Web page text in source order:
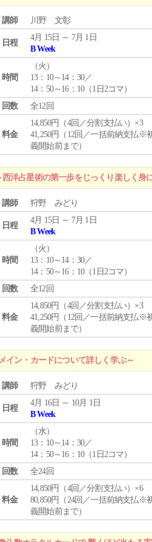
講師 川野 文彰
日程
4月 15日 ～ 7月 1日
B Week
時間
（火 ）
13：10～14：30／
14：50～16：10（1日2コマ）
回数
全12回
料金
14,850円（4回／分割支払い）×3
41,250円（12回／一括前納支払※
義開始前まで）
洋占星術の第一歩をじっくり楽しく身
講師 狩野 みどり
日程
4月 15日 ～ 7月 1日
B Week
時間
（火 ）
13：10～14：30／
14：50～16：10（1日2コマ）
回数
全12回
料金
14,850円（4回／分割支払い）×3
41,250円（12回／一括前納支払※
義開始前まで）
ン・カードについて詳しく学ぶ～
講師 狩野 みどり
日程
4月 16日 ～ 10月 1日
B Week
時間
（水）
13：10～14：30／
14：50～16：10（1日2コマ）
回数
全24回
料金
14,850円（4回／分割支払い）×6
80,850円（24回／一括前納支払※
義開始前まで）